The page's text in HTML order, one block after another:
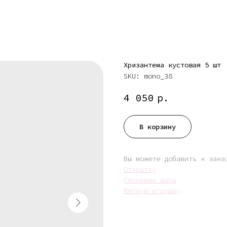
Хризантема кустовая 5 шт
SKU: mono_38
4 050 р.
В корзину
Вы можете добавить к
Открытку
Гелиевые шары
Мягкую игрушку